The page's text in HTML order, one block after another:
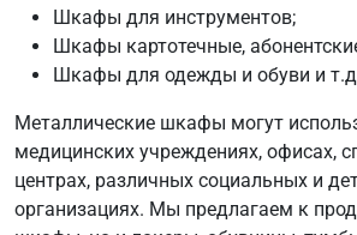
Шкафы для инструментов;
Шкафы картотечные,
Шкафы для одежды и обуви и
Металлические шкафы могут
медицинских учреждениях, офисах,
центрах, различных социальных и
организациях. Мы предлагаем к